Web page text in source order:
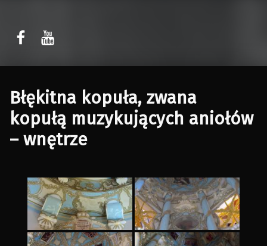
W Rytmie Światła – miasto wyobrażone
Błękitna kopuła, zwana
kopułą muzykujących aniołów
– wnętrze